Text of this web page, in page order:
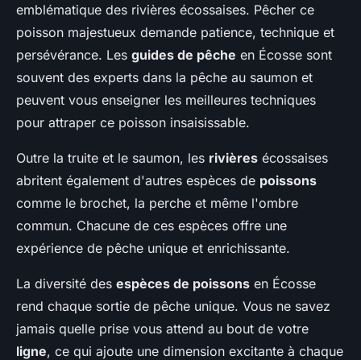
emblématique des rivières écossaises. Pêcher ce
poisson majestueux demande patience, technique et
persévérance. Les guides de pêche en Écosse sont
souvent des experts dans la pêche au saumon et
peuvent vous enseigner les meilleures techniques
pour attraper ce poisson insaisissable.
Outre la truite et le saumon, les rivières écossaises
abritent également d'autres espèces de poissons
comme le brochet, la perche et même l'ombre
commun. Chacune de ces espèces offre une
expérience de pêche unique et enrichissante.
La diversité des espèces de poissons en Écosse
rend chaque sortie de pêche unique. Vous ne savez
jamais quelle prise vous attend au bout de votre
ligne, ce qui ajoute une dimension excitante à chaque